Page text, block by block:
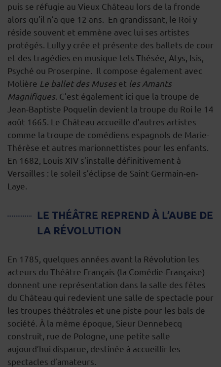
puis se réfugie au Vieux Château lors de la fronde
alors qu’il n’a que 12 ans. En grandissant, le Roi y
réside souvent et emmène avec lui ses artistes
protégés. Lully y crée et présente des ballets de cour
et des tragédies en musique tels Thésée, Atys, Isis,
Psyché ou Proserpine. Il compose également avec
Molière Le ballet des Muses et les Amants
Magnifiques . C’est également ici que la troupe de
Jean-Baptiste Poquelin devient la troupe du Roi le 14
août 1665. Le Château accueille d’autres artistes
comme la troupe de comédiens espagnols de Marie-
Thérèse et autres marionnettistes pour les enfants.
En 1682, Louis XIV s’installe définitivement à
Versailles : le soleil s’éclipse de Saint Germain-en-
Laye.
LE THÉÂTRE REPREND À L’AUBE DE
LA RÉVOLUTION
En 1785, quelques années avant la Révolution les
acteurs du Théâtre Français (la Comédie-Française)
donnent une représentation dans la salle des fêtes
du Château qui redevient une salle de spectacle pour
les troupes théâtrales et une piste pour les bals de
société. À la même époque, Sieur Dennebecq
construit, rue de Pologne, une petite salle
aujourd’hui disparue, destinée à accueillir les
spectacles d’amateurs.